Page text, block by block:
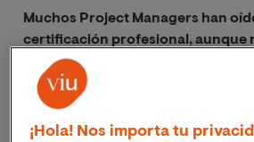
Muchos Project Managers han
certificación profesional, aunque
realmente
PMI a quienes superan dicha
cualquier Director de Proyecto.
objetivo?
¡Hola! Nos importa tu